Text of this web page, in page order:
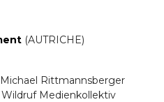
(AUTRICHE)
Michael Rittmannsberger
Medienkollektiv